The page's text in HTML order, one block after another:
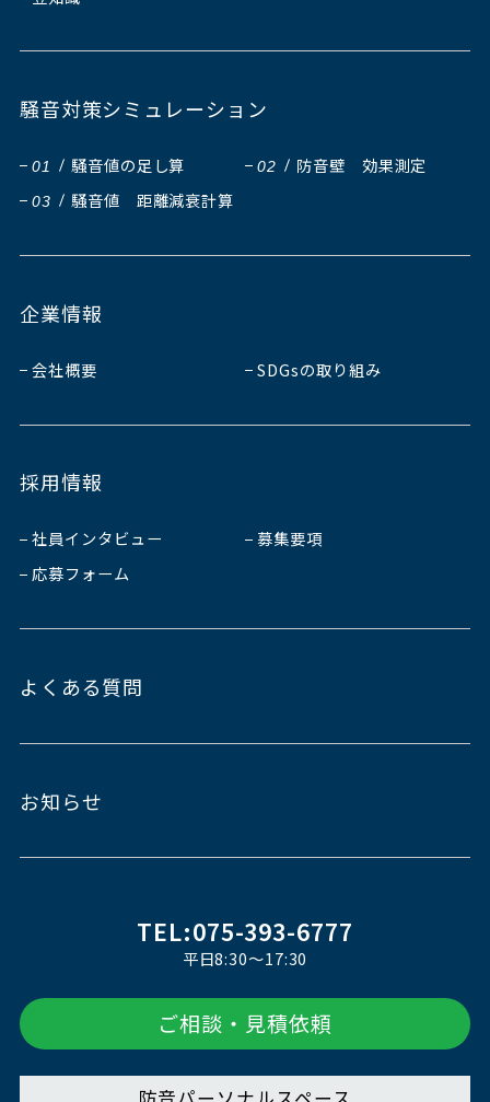
騒音対策シミュレーション
01 騒音値の足し算 02 防音壁 効果測定
03 騒音値 距離減衰計算
企業情報
会社概要 SDGsの取り組み
採用情報
社員インタビュー
募集要項
応募フォーム
よくある質問
お知らせ
TEL:075-393-6777
平日8:30～17:30
ご相談・見積依頼